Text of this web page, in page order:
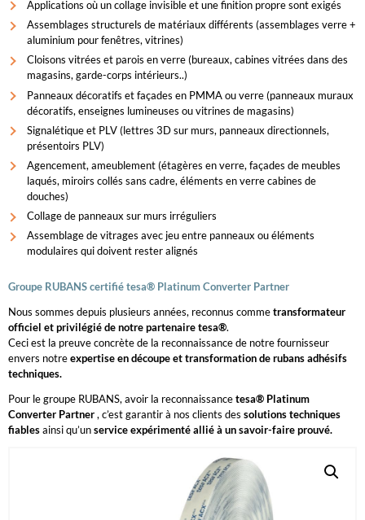
Applications où un collage invisible et une finition propre sont exigés
Assemblages structurels de matériaux différents (assemblages verre +
aluminium pour fenêtres, vitrines)
Cloisons vitrées et parois en verre (bureaux, cabines vitrées dans des
magasins, garde-corps intérieurs..)
Panneaux décoratifs et façades en PMMA ou verre (panneaux muraux
décoratifs, enseignes lumineuses ou vitrines de magasins)
Signalétique et PLV (lettres 3D sur murs, panneaux directionnels,
présentoirs PLV)
Agencement, ameublement (étagères en verre, façades de meubles
laqués, miroirs collés sans cadre, éléments en verre cabines de
douches)
Collage de panneaux sur murs irréguliers
Assemblage de vitrages avec jeu entre panneaux ou éléments
modulaires qui doivent rester alignés
Groupe RUBANS certifié tesa® Platinum Converter Partner
Nous sommes depuis plusieurs années, reconnus commetransformateur
officiel et privilégié de notre partenaire tesa®.
Ceci est la preuve concrète de la reconnaissance de notre fournisseur
envers notreexpertise en découpe et transformation de rubans adhésifs
techniques.
Pour le groupe RUBANS, avoir la reconnaissancetesa® Platinum
Converter Partner, c’est garantir à nos clients des solutions techniques
fiablesainsi qu’unservice expérimenté allié à un savoir-faire prouvé.